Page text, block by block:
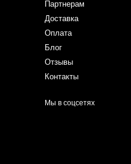
Партнерам
Доставка
Оплата
Блог
Отзывы
Контакты
Мы в соцсетях